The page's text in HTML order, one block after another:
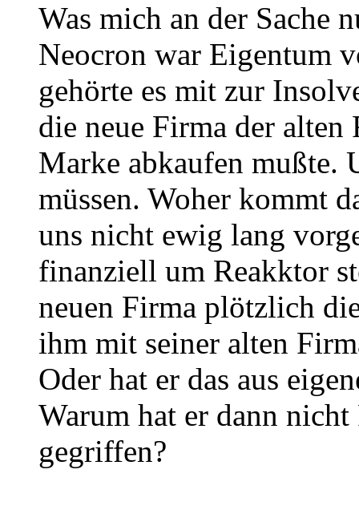
Was mich an der Sache
Neocron war Eigentum
gehörte es mit zur
die neue Firma der alten
Marke abkaufen mußte.
müssen. Woher kommt
uns nicht ewig lang
finanziell um Reakktor
neuen Firma plötzlich
ihm mit seiner alten
Oder hat er das aus
Warum hat er dann
gegriffen?